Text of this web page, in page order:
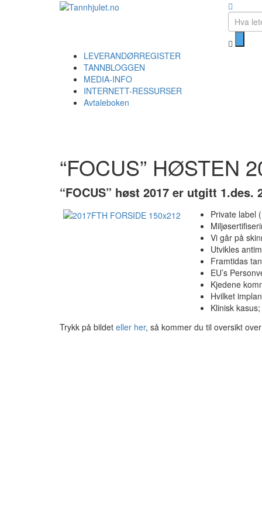
LEVERANDØRREGISTER
TANNBLOGGEN
MEDIA-INFO
INTERNETT-RESSURSER
Avtaleboken
“FOCUS” HØSTEN
“FOCUS” høst 2017 er utgitt
Private label
Vi går på
Utvikles
Framtidas
EU’s
Kjedene
Hvilket
Klinisk
Trykk på bildet eller her, så kommer du til oversikt